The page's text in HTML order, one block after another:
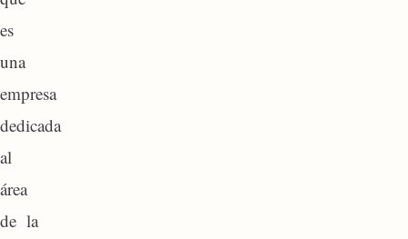
es
una
empresa
dedicada
al
área
de la